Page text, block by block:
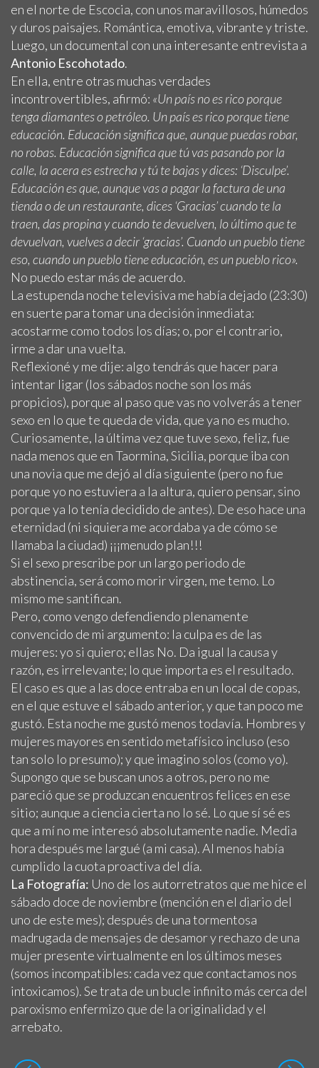
en el norte de Escocia, con unos maravillosos, húmedos
y duros paisajes. Romántica, emotiva, vibrante y triste.
Luego, un documental con una interesante entrevista a
Antonio Escohotado.
En ella, entre otras muchas verdades
incontrovertibles, afirmó: «Un país no es rico porque
tenga diamantes o petróleo. Un país es rico porque tiene
educación. Educación significa que, aunque puedas robar,
no robas. Educación significa que tú vas pasando por la
calle, la acera es estrecha y tú te bajas y dices: ‘Disculpe’.
Educación es que, aunque vas a pagar la factura de una
tienda o de un restaurante, dices ‘Gracias’ cuando te la
traen, das propina y cuando te devuelven, lo último que te
devuelvan, vuelves a decir ‘gracias’. Cuando un pueblo tiene
eso, cuando un pueblo tiene educación, es un pueblo rico».
No puedo estar más de acuerdo.
La estupenda noche televisiva me había dejado (23:30)
en suerte para tomar una decisión inmediata:
acostarme como todos los días; o, por el contrario,
irme a dar una vuelta.
Reflexioné y me dije: algo tendrás que hacer para
intentar ligar (los sábados noche son los más
propicios), porque al paso que vas no volverás a tener
sexo en lo que te queda de vida, que ya no es mucho.
Curiosamente, la última vez que tuve sexo, feliz, fue
nada menos que en Taormina, Sicilia, porque iba con
una novia que me dejó al día siguiente (pero no fue
porque yo no estuviera a la altura, quiero pensar, sino
porque ya lo tenía decidido de antes). De eso hace una
eternidad (ni siquiera me acordaba ya de cómo se
llamaba la ciudad) ¡¡¡menudo plan!!!
Si el sexo prescribe por un largo periodo de
abstinencia, será como morir virgen, me temo. Lo
mismo me santifican.
Pero, como vengo defendiendo plenamente
convencido de mi argumento: la culpa es de las
mujeres: yo si quiero; ellas No. Da igual la causa y
razón, es irrelevante; lo que importa es el resultado.
El caso es que a las doce entraba en un local de copas,
en el que estuve el sábado anterior, y que tan poco me
gustó. Esta noche me gustó menos todavía. Hombres y
mujeres mayores en sentido metafísico incluso (eso
tan solo lo presumo); y que imagino solos (como yo).
Supongo que se buscan unos a otros, pero no me
pareció que se produzcan encuentros felices en ese
sitio; aunque a ciencia cierta no lo sé. Lo que sí sé es
que a mí no me interesó absolutamente nadie. Media
hora después me largué (a mi casa). Al menos había
cumplido la cuota proactiva del día.
La Fotografía: Uno de los autorretratos que me hice el
sábado doce de noviembre (mención en el diario del
uno de este mes); después de una tormentosa
madrugada de mensajes de desamor y rechazo de una
mujer presente virtualmente en los últimos meses
(somos incompatibles: cada vez que contactamos nos
intoxicamos). Se trata de un bucle infinito más cerca del
paroxismo enfermizo que de la originalidad y el
arrebato.